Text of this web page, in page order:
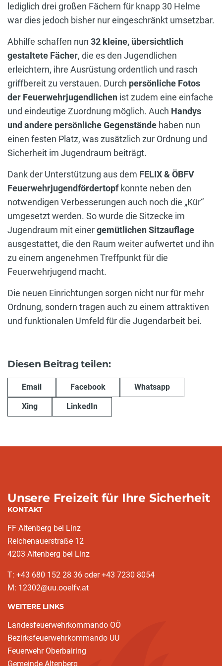
lediglich drei großen Fächern für knapp 30 Helme
war dies jedoch bisher nur eingeschränkt umsetzbar.
Abhilfe schaffen nun 32 kleine, übersichtlich
gestaltete Fächer, die es den Jugendlichen
erleichtern, ihre Ausrüstung ordentlich und rasch
griffbereit zu verstauen. Durch persönliche Fotos
der Feuerwehrjugendlichen ist zudem eine einfache
und eindeutige Zuordnung möglich. Auch Handys
und andere persönliche Gegenstände haben nun
einen festen Platz, was zusätzlich zur Ordnung und
Sicherheit im Jugendraum beiträgt.
Dank der Unterstützung aus dem FELIX & ÖBFV
Feuerwehrjugendfördertopfkonnte neben den
notwendigen Verbesserungen auch noch die „Kür“
umgesetzt werden. So wurde die Sitzecke im
Jugendraum mit einergemütlichen Sitzauflage
ausgestattet, die den Raum weiter aufwertet und ihn
zu einem angenehmen Treffpunkt für die
Feuerwehrjugend macht.
Die neuen Einrichtungen sorgen nicht nur für mehr
Ordnung, sondern tragen auch zu einem attraktiven
und funktionalen Umfeld für die Jugendarbeit bei.
Diesen Beitrag teilen:
Email Facebook Whatsapp
Xing LinkedIn
Unsere Freizeit für Ihre Sicherheit
KONTAKT
FF Altenberg bei Linz
Reichenauerstraße 12
4203 Altenberg bei Linz
T: +43 680 152 28 36 oder +43 7230 8054
M: 12302@uu.ooelfv.at
WEITERE LINKS
Landesfeuerwehrkommando OÖ
Bezirksfeuerwehrkommando UU
Feuerwehr Oberbairing
Gemeinde Altenberg